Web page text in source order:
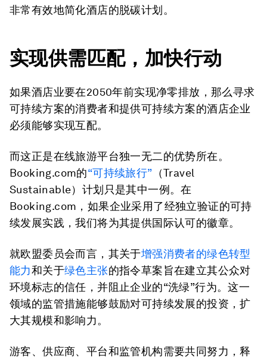
非常有效地简化酒店的脱碳计划。
实现供需匹配，加快行动
如果酒店业要在2050年前实现净零排放，那么寻求
可持续方案的消费者和提供可持续方案的酒店企业
必须能够实现互配。
而这正是在线旅游平台独一无二的优势所在。
Booking.com的“可持续旅行” （Travel
Sustainable）计划只是其中一例。在
Booking.com，如果企业采用了经独立验证的可持
续发展实践，我们将为其提供国际认可的徽章。
就欧盟委员会而言，其关于增强消费者的绿色转型
能力和关于绿色主张的指令草案旨在建立其公众对
环境标志的信任，并阻止企业的“洗绿”行为。这一
领域的监管措施能够鼓励对可持续发展的投资，扩
大其规模和影响力。
游客、供应商、平台和监管机构需要共同努力，释